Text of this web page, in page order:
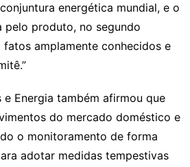
energética mundial, e o
pelo produto, no segundo
fatos amplamente conhecidos e
e Energia também afirmou que
do mercado doméstico e
o monitoramento de forma
adotar medidas tempestivas